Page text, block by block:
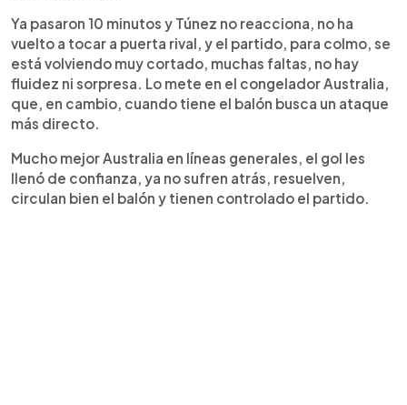
Ya pasaron 10 minutos y Túnez no reacciona, no ha
vuelto a tocar a puerta rival, y el partido, para colmo, se
está volviendo muy cortado, muchas faltas, no hay
fluidez ni sorpresa. Lo mete en el congelador Australia,
que, en cambio, cuando tiene el balón busca un ataque
más directo.
Mucho mejor Australia en líneas generales, el gol les
llenó de confianza, ya no sufren atrás, resuelven,
circulan bien el balón y tienen controlado el partido.